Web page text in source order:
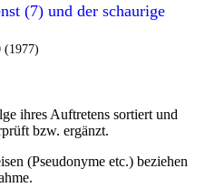
(7) und der schaurige
(1977)
ihres Auftretens sortiert und
bzw. ergänzt.
(Pseudonyme etc.) beziehen
.